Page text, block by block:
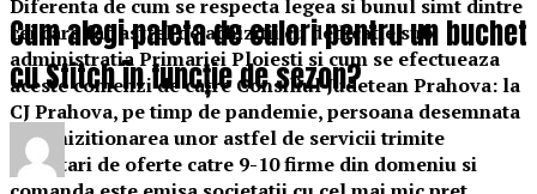
Diferenta de cum se respecta legea si bunul simt dintre
cei care fac astfel de achizitii cu dedicatie sub
administratia Primariei Ploiesti si cum se efectueaza
aceste comenzi de catre Consiliul Judetean Prahova: la
CJ Prahova, pe timp de pandemie, persoana desemnata
cu achizitionarea unor astfel de servicii trimite
solicitari de oferte catre 9-10 firme din domeniu si
Cum alegi paleta de culori pentru un buchet
cu Stitch în funcție de sezon?